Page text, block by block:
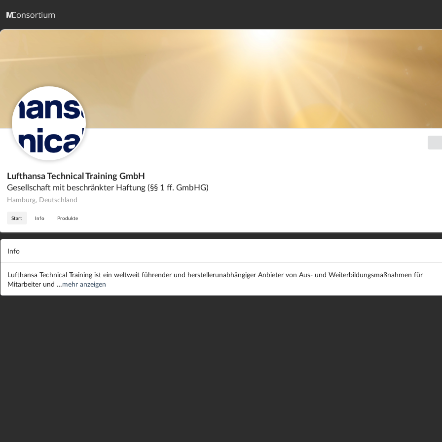
Lufthansa Technical Training GmbH
Gesellschaft mit beschränkter Haftung (§§ 1 ff. GmbHG)
Hamburg, Deutschland
Start Info Produkte
Info
Lufthansa Technical Training ist ein weltweit führender und herstellerunabhängiger Anbieter von Aus- und Weiterbildungsmaßnahmen für
Mitarbeiter und …mehr anzeigen